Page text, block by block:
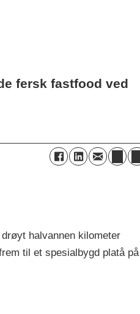
fersk fastfood ved
halvannen kilometer
til et spesialbygd platå på